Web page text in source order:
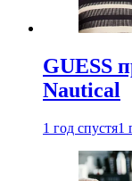
GUESS
Nautical
1 год спустя1